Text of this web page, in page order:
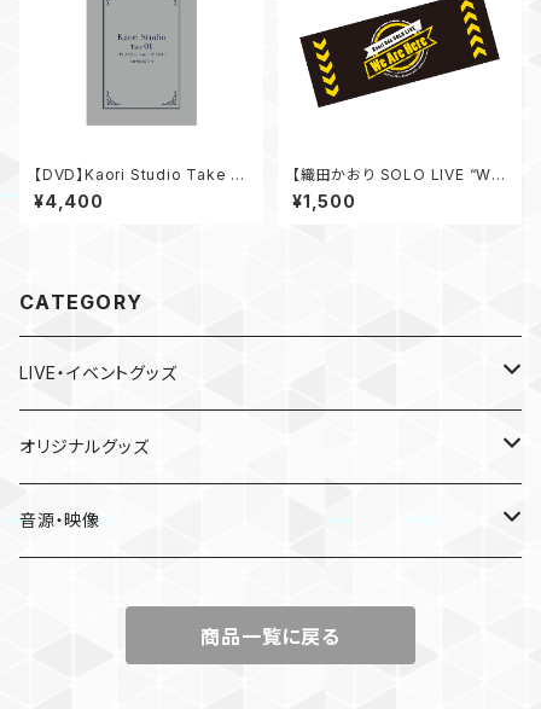
【DVD】Kaori Studio Take 01
～PLACE to your HEART～
¥4,400
【織田かおり SOLO LIVE “We
Are Here” 】 フェイスタオル
¥1,500
CATEGORY
LIVE・イベントグッズ
LIVE
〜Place of Echoes〜 vol.2
EVENT
Birthday Event 2025
オリジナルグッズ
本人手作り
音源・映像
商品一覧に戻る